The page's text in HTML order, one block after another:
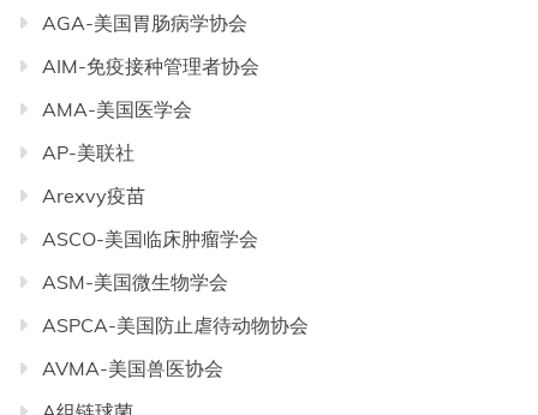
AGA-美国胃肠病学协会
AIM-免疫接种管理者协会
AMA-美国医学会
AP-美联社
Arexvy疫苗
ASCO-美国临床肿瘤学会
ASM-美国微生物学会
ASPCA-美国防止虐待动物协会
AVMA-美国兽医协会